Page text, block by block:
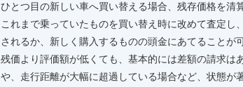
ひとつ目の新しい車へ買い替える場合、残存価格を清
これまで乗っていたものを買い替え時に改めて査定
されるか、新しく購入するものの頭金にあてることが
残価より評価額が低くても、基本的には差額の請求は
や、走行距離が大幅に超過している場合など、状態が